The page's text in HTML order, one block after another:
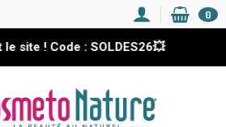
! Code : SOLDES26💥
0